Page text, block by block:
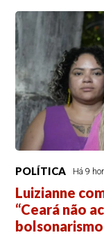
POLÍTICA Há 9
Luizianne
“Ceará não
bolsonarismo